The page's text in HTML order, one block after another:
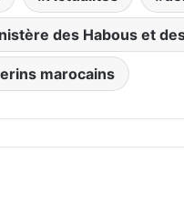
des Habous et
marocains